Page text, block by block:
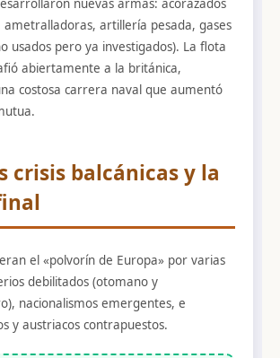
nuevas armas: acorazados
artillería pesada, gases
usados pero ya investigados). La flota
abiertamente a la británica,
costosa carrera naval que aumentó
crisis balcánicas y la
el «polvorín de Europa» por varias
debilitados (otomano y
nacionalismos emergentes, e
y austriacos contrapuestos.